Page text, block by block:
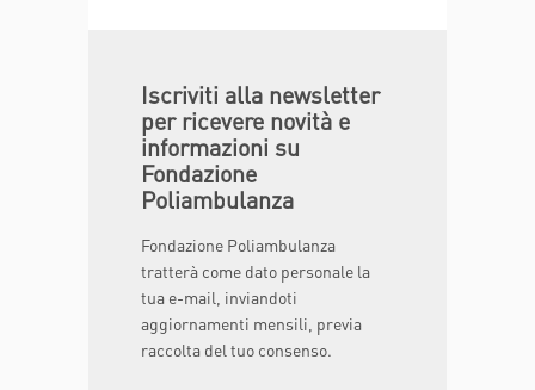
Iscriviti alla newsletter
per ricevere novità e
informazioni su
Fondazione
Poliambulanza
Fondazione Poliambulanza
tratterà come dato personale la
tua e-mail, inviandoti
aggiornamenti mensili, previa
raccolta del tuo consenso.